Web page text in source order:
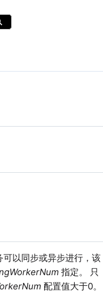
以同步或异步进行，该
指定。 只
配置值大于0。